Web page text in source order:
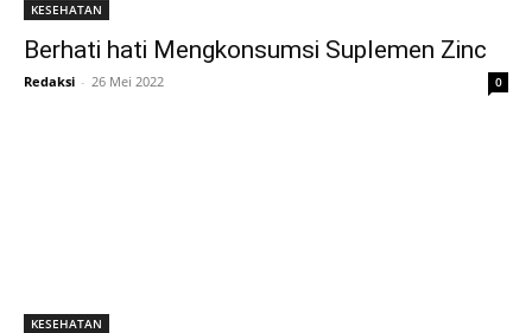
KESEHATAN
Berhati hati Mengkonsumsi Suplemen Zinc
Redaksi - 26 Mei 2022 0
KESEHATAN